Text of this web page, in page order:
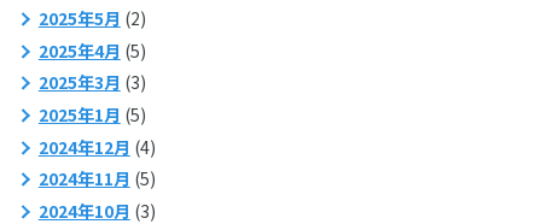
2025年5月 (2)
2025年4月 (5)
2025年3月 (3)
2025年1月 (5)
2024年12月 (4)
2024年11月 (5)
2024年10月 (3)